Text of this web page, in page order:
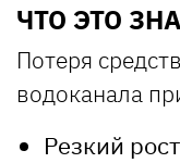
ЧТО ЭТО
Потеря
водоканала
Резкий